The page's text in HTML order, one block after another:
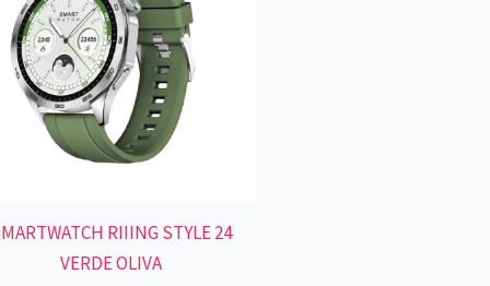
RIIING STYLE 24
VERDE OLIVA
$105.700.$59.990.